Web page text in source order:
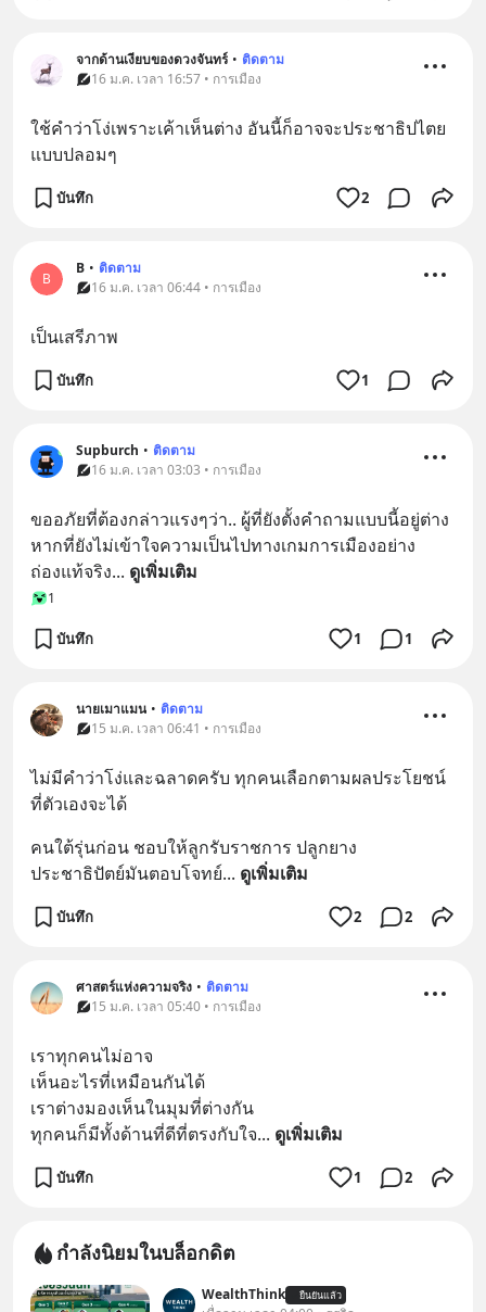
จากด้านเงียบของดวงจันทร์ • ติดตาม
16 ม.ค. เวลา 16:57 • การเมือง
ใช้คำว่าโง่เพราะเค้าเห็นต่าง อันนี้ก็อาจจะประชาธิปไตย
แบบปลอมๆ
บันทึก 2
B
B • ติดตาม
16 ม.ค. เวลา 06:44 • การเมือง
เป็นเสรีภาพ
บันทึก 1
Supburch • ติดตาม
16 ม.ค. เวลา 03:03 • การเมือง
ขออภัยที่ต้องกล่าวแรงๆว่า.. ผู้ที่ยังตั้งคำถามแบบนี้อยู่ต่าง
หากที่ยังไม่เข้าใจความเป็นไปทางเกมการเมืองอย่าง
ถ่องแท้จริง... ดูเพิ่มเติม
1
บันทึก 1 1
นายเมาแมน • ติดตาม
15 ม.ค. เวลา 06:41 • การเมือง
ไม่มีคำว่าโง่และฉลาดครับ ทุกคนเลือกตามผลประโยชน์
ที่ตัวเองจะได้
คนใต้รุ่นก่อน ชอบให้ลูกรับราชการ ปลูกยาง
ประชาธิปัตย์มันตอบโจทย์... ดูเพิ่มเติม
บันทึก 2 2
ศาสตร์แห่งความจริง • ติดตาม
15 ม.ค. เวลา 05:40 • การเมือง
เราทุกคนไม่อาจ
เห็นอะไรที่เหมือนกันได้
เราต่างมองเห็นในมุมที่ต่างกัน
ทุกคนก็มีทั้งด้านที่ดีที่ตรงกับใจ... ดูเพิ่มเติม
บันทึก 1 2
กำลังนิยมในบล็อกดิต
WealthThink ยืนยันแล้ว